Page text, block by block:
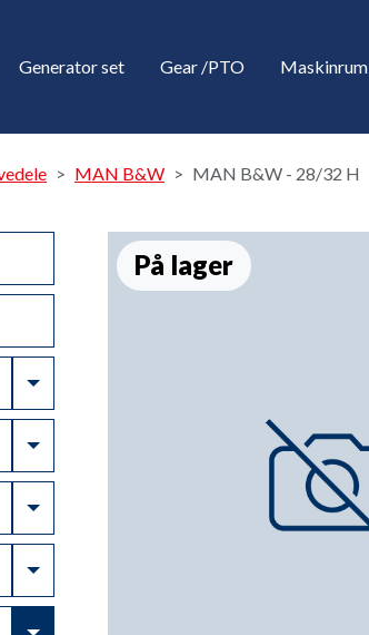
Generator set Gear /PTO Maskinrum
MAN B&W MAN B&W - 28/32 H
Toggle Dropdown
Toggle Dropdown
Toggle Dropdown
Toggle Dropdown
På lager